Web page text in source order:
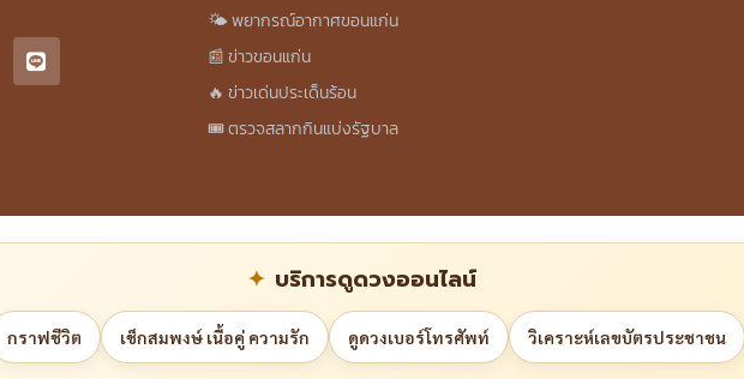
🌤️ พยากรณ์อากาศขอนแก่น
📰 ข่าวขอนแก่น
🔥 ข่าวเด่นประเด็นร้อน
🎟️ ตรวจสลากกินแบ่งรัฐบาล
บริการดูดวงออนไลน์
กราฟชีวิต เช็กสมพงษ์ เนื้อคู่ ความรัก ดูดวงเบอร์โทรศัพท์ วิเคราะห์เลขบัตรประชาชน